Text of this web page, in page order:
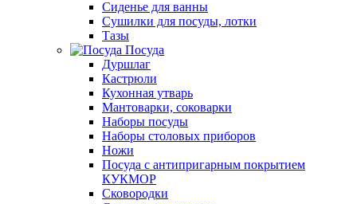
Сиденье для ванны
Сушилки для посуды, лотки
Тазы
Посуда
Дуршлаг
Кастрюли
Кухонная утварь
Мантоварки, соковарки
Наборы посуды
Наборы столовых приборов
Ножи
Посуда с антипригарным покрытием
КУКМОР
Сковородки